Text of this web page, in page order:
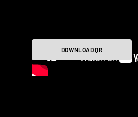
DOWNLOAD QR